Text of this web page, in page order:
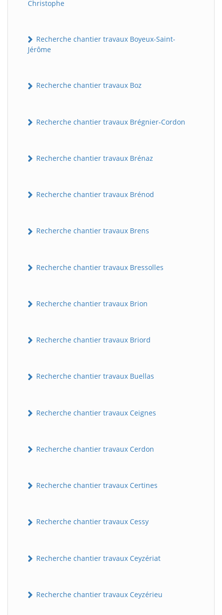
Christophe
Recherche chantier travaux Boyeux-Saint-
Jérôme
Recherche chantier travaux Boz
Recherche chantier travaux Brégnier-Cordon
Recherche chantier travaux Brénaz
Recherche chantier travaux Brénod
Recherche chantier travaux Brens
Recherche chantier travaux Bressolles
Recherche chantier travaux Brion
Recherche chantier travaux Briord
Recherche chantier travaux Buellas
Recherche chantier travaux Ceignes
Recherche chantier travaux Cerdon
Recherche chantier travaux Certines
Recherche chantier travaux Cessy
Recherche chantier travaux Ceyzériat
Recherche chantier travaux Ceyzérieu